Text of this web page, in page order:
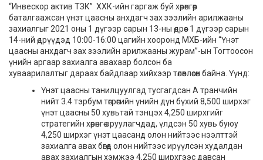
“Инвескор актив ТЗК” ХХК-ийн гаргаж буй хөрөнгөөр
баталгаажсан үнэт цаасны анхдагч зах зээлийн арилжааны
захиалгыг 2021 оны 1 дүгээр сарын 13-ны өдрөөс 1 дүгээр сарын
14-ний өдрүүдэд 10:00-16:00 цагийн хооронд МХБ-ийн “Үнэт
цаасны анхдагч зах зээлийн арилжааны журам”-ын Тогтоосон
үнийн аргаар захиалга авахаар болсон ба
хуваарилалтыг дараах байдлаар хийхээр төлөвлөсөн байна. Үүнд:
Үнэт цаасны танилцуулгад тусгагдсан А транчийн
нийт 3.4 тэрбум төгрөгийн үнийн дүн бүхий 8,500 ширхэг
үнэт цаасны 50 хувьтай тэнцэх 4,250 ширхгийг
стратегийн хөрөнгө оруулагчдад, үлдсэн 50 хувь буюу
4,250 ширхэг үнэт цаасанд олон нийтээс нээлттэй
захиалга авах бөгөөд олон нийтээс ирүүлсэн худалдан
авах захиалгын хэмжээ 4,250 ширхгээс давсан